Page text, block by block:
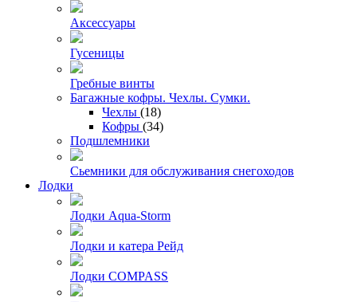
Аксессуары
Гусеницы
Гребные винты
Багажные кофры. Чехлы. Сумки.
Чехлы (18)
Кофры (34)
Подшлемники
Сьемники для обслуживания снегоходов
Лодки
Лодки Aqua-Storm
Лодки и катера Рейд
Лодки COMPASS